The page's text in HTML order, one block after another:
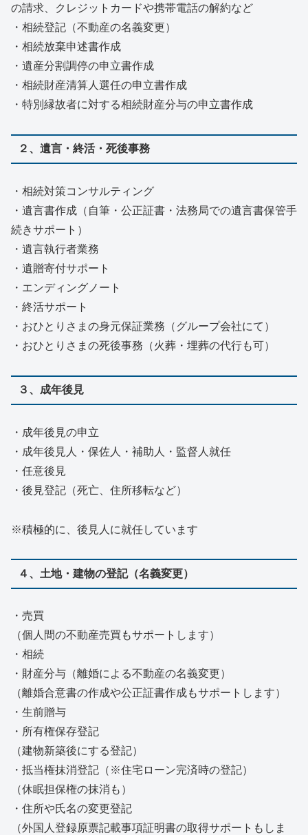
の請求、クレジットカードや携帯電話の解約など
・相続登記（不動産の名義変更）
・相続放棄申述書作成
・遺産分割調停の申立書作成
・相続財産清算人選任の申立書作成
・特別縁故者に対する相続財産分与の申立書作成
２、遺言・終活・死後事務
・相続対策コンサルティング
・遺言書作成（自筆・公正証書・法務局での遺言書保管手
続きサポート）
・遺言執行者業務
・遺贈寄付サポート
・エンディングノート
・終活サポート
・おひとりさまの身元保証業務（グループ会社にて）
・おひとりさまの死後事務（火葬・埋葬の代行も可）
３、成年後見
・成年後見の申立
・成年後見人・保佐人・補助人・監督人就任
・任意後見
・後見登記（死亡、住所移転など）
※積極的に、後見人に就任しています
４、土地・建物の登記（名義変更）
・売買
（個人間の不動産売買もサポートします）
・相続
・財産分与（離婚による不動産の名義変更）
（離婚合意書の作成や公正証書作成もサポートします）
・生前贈与
・所有権保存登記
（建物新築後にする登記）
・抵当権抹消登記（※住宅ローン完済時の登記）
（休眠担保権の抹消も）
・住所や氏名の変更登記
（外国人登録原票記載事項証明書の取得サポートもしま